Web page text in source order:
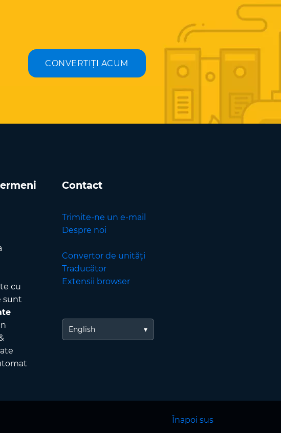
CONVERTIȚI ACUM
cu
sunt
Contact
Trimite-ne un e-mail
Despre noi
Convertor de unități
Traducător
Extensii browser
English
Înapoi sus